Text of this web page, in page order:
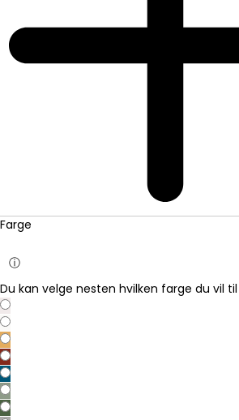
Farge
ⓘ
Du kan velge nesten hvilken farge du vil